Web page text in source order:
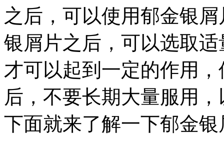
之后，可以使用郁金银
银屑片之后，可以选取
才可以起到一定的作用
后，不要长期大量服用
下面就来了解一下郁金